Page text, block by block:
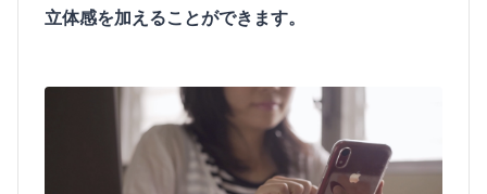
立体感を加えることができます。